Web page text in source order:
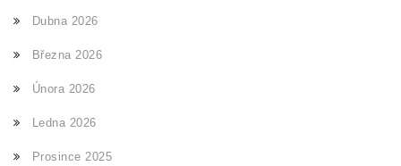
Dubna 2026
Března 2026
Února 2026
Ledna 2026
Prosince 2025